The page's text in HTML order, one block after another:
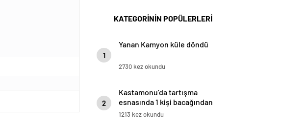
KATEGORİNİN POPÜLERLERİ
1
Yanan Kamyon küle döndü
2730 kez okundu
2
Kastamonu’da tartışma
esnasında 1 kişi bacağından
vuruldu
1213 kez okundu